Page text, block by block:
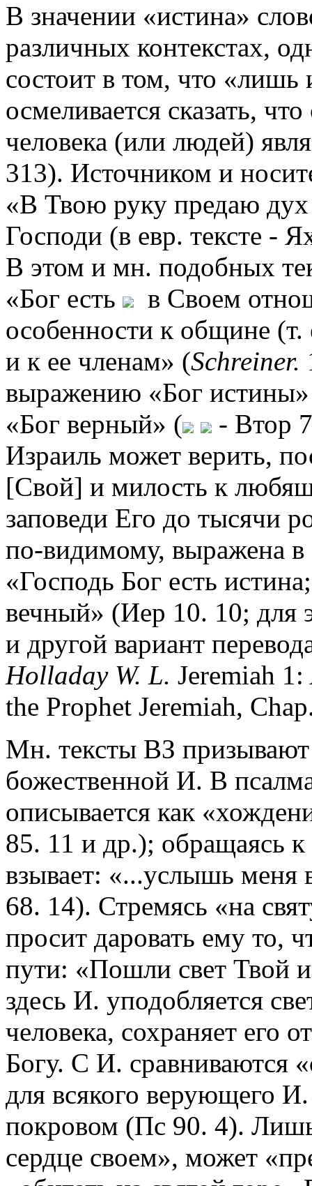
В значении «истина»
различных контекстах,
состоит в том, что «лишь
осмеливается сказать,
человека (или людей)
313). Источником и
«В Твою руку предаю
Господи (в евр. тексте -
В этом и мн. подобных
«Бог есть
в Своем
особенности к общине
и к ее членам» (Schreiner.
выражению «Бог
«Бог верный» (
- Втор
Израиль может верить,
[Свой] и милость к
заповеди Его до тысячи
по-видимому, выражена
«Господь Бог есть
вечный» (Иер 10. 10; для
и другой вариант
Holladay W. L. Jeremiah
the Prophet Jeremiah,
Мн. тексты ВЗ призывают
божественной И. В
описывается как
85. 11 и др.); обращаясь
взывает: «...услышь меня
68. 14). Стремясь «на
просит даровать ему то,
пути: «Пошли свет Твой
здесь И. уподобляется
человека, сохраняет его
Богу. С И. сравниваются
для всякого верующего
покровом (Пс 90. 4). Лишь
сердце своем», может